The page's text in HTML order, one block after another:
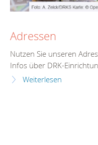
Adressen
Nutzen Sie unseren
Infos über DRK-
Weiterlesen